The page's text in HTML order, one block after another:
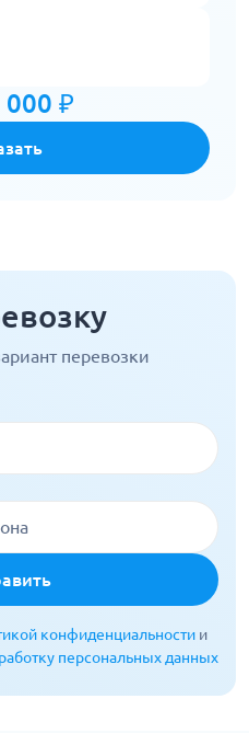
000 ₽
перевозки
конфиденциальности и
персональных данных